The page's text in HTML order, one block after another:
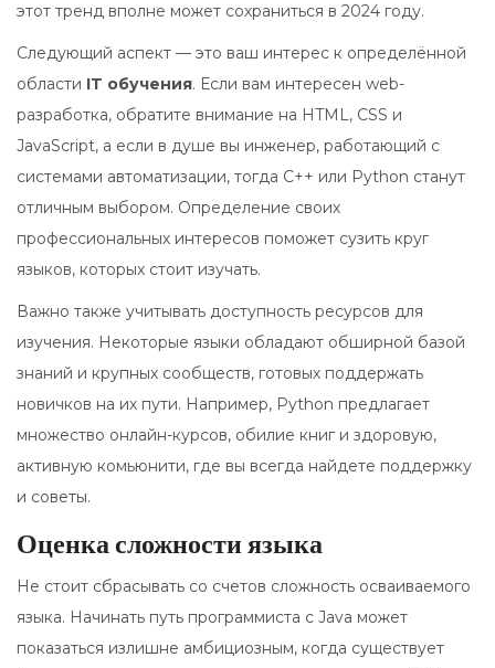
этот тренд вполне может сохраниться в 2024 году.
Следующий аспект — это ваш интерес к определённой
области IT обучения. Если вам интересен web-
разработка, обратите внимание на HTML, CSS и
JavaScript, а если в душе вы инженер, работающий с
системами автоматизации, тогда C++ или Python станут
отличным выбором. Определение своих
профессиональных интересов поможет сузить круг
языков, которых стоит изучать.
Важно также учитывать доступность ресурсов для
изучения. Некоторые языки обладают обширной базой
знаний и крупных сообществ, готовых поддержать
новичков на их пути. Например, Python предлагает
множество онлайн-курсов, обилие книг и здоровую,
активную комьюнити, где вы всегда найдете поддержку
и советы.
Оценка сложности языка
Не стоит сбрасывать со счетов сложность осваиваемого
языка. Начинать путь программиста с Java может
показаться излишне амбициозным, когда существует